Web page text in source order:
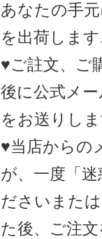
あなたの手
を出荷します
♥ご註文、ご
後に公式メ
をお送りし
♥当店からの
が、一度「
ださいまた
た後、ご注